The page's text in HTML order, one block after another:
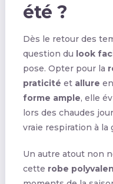
été ?
Dès le retour des
question du look
pose. Opter pour la
praticité et allure
forme ample, elle
lors des chaudes
vraie respiration à la
Un autre atout non
cette robe